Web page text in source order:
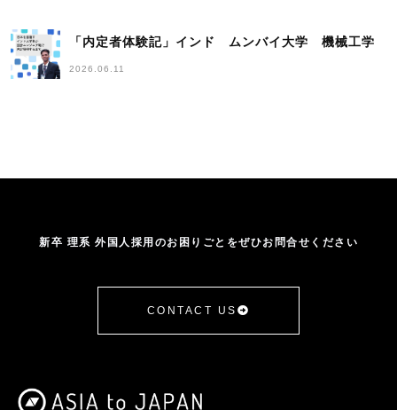
「内定者体験記」インド ムンバイ大学 機械工学
2026.06.11
新卒 理系 外国人採用のお困りごとをぜひお問合せください
CONTACT US